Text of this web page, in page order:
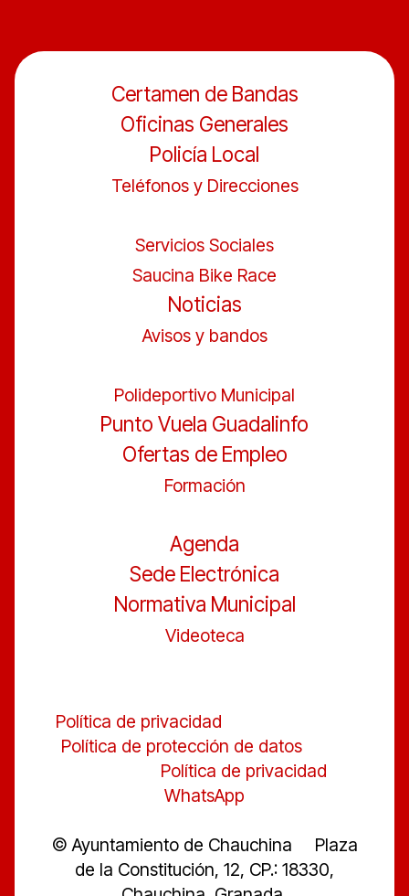
Certamen de Bandas
Oficinas Generales
Policía Local
Teléfonos y Direcciones
Servicios Sociales
Saucina Bike Race
Noticias
Avisos y bandos
Polideportivo Municipal
Punto Vuela Guadalinfo
Ofertas de Empleo
Formación
Agenda
Sede Electrónica
Normativa Municipal
Videoteca
Política de privacidad
Política de protección de datos
Política de privacidad
WhatsApp
© Ayuntamiento de Chauchina Plaza
de la Constitución, 12, CP.: 18330,